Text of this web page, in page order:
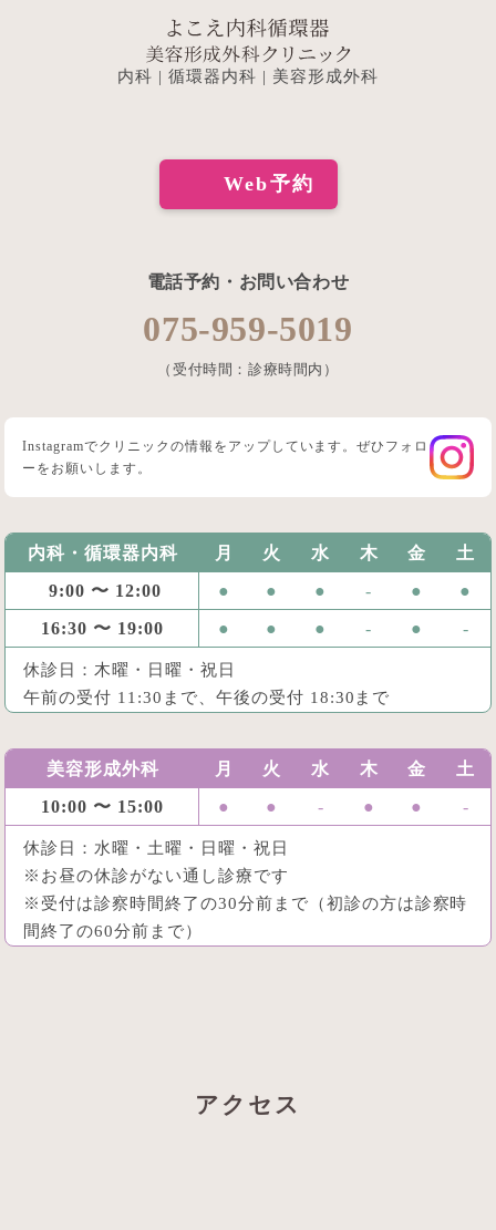
内科 | 循環器内科 | 美容形成外科
Web予約
電話予約・お問い合わせ
075-959-5019
（受付時間：診療時間内）
Instagramでクリニックの情報をアップしています。ぜひフォロ
ーをお願いします。
内科・循環器内科 月 火 水 木 金 土
9:00 〜 12:00 ● ● ● - ● ●
16:30 〜 19:00 ● ● ● - ● -
休診日：木曜・日曜・祝日
午前の受付 11:30まで、午後の受付 18:30まで
美容形成外科 月 火 水 木 金 土
10:00 〜 15:00 ● ● - ● ● -
休診日：水曜・土曜・日曜・祝日
※お昼の休診がない通し診療です
※受付は診察時間終了の30分前まで（初診の方は診察時
間終了の60分前まで）
アクセス